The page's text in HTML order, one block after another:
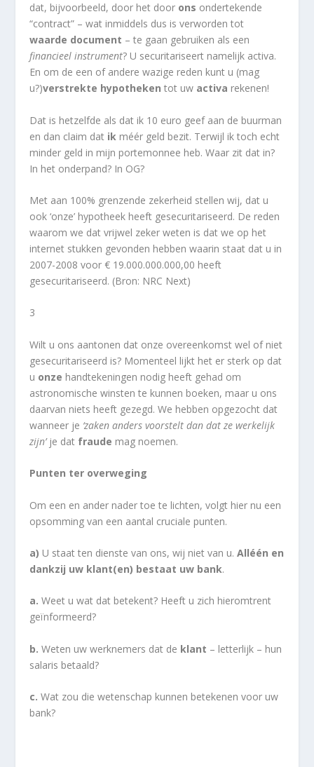
dat, bijvoorbeeld, door het door ons ondertekende
“contract” – wat inmiddels dus is verworden tot
waarde document – te gaan gebruiken als een
financieel instrument? U securitariseert namelijk activa.
En om de een of andere wazige reden kunt u (mag
u?)verstrekte hypothekentot uw activa rekenen!
Dat is hetzelfde als dat ik 10 euro geef aan de buurman
en dan claim dat ik méér geld bezit. Terwijl ik toch echt
minder geld in mijn portemonnee heb. Waar zit dat in?
In het onderpand? In OG?
Met aan 100% grenzende zekerheid stellen wij, dat u
ook ‘onze’ hypotheek heeft gesecuritariseerd. De reden
waarom we dat vrijwel zeker weten is dat we op het
internet stukken gevonden hebben waarin staat dat u in
2007-2008 voor € 19.000.000.000,00 heeft
gesecuritariseerd. (Bron: NRC Next)
3
Wilt u ons aantonen dat onze overeenkomst wel of niet
gesecuritariseerd is? Momenteel lijkt het er sterk op dat
u onze handtekeningen nodig heeft gehad om
astronomische winsten te kunnen boeken, maar u ons
daarvan niets heeft gezegd. We hebben opgezocht dat
wanneer je ‘zaken anders voorstelt dan dat ze werkelijk
zijn’ je dat fraude mag noemen.
Punten ter overweging
Om een en ander nader toe te lichten, volgt hier nu een
opsomming van een aantal cruciale punten.
a) U staat ten dienste van ons, wij niet van u.Alléén en
dankzij uw klant(en) bestaat uw bank.
a.Weet u wat dat betekent? Heeft u zich hieromtrent
geïnformeerd?
b.Weten uw werknemers dat de klant – letterlijk – hun
salaris betaald?
c.Wat zou die wetenschap kunnen betekenen voor uw
bank?